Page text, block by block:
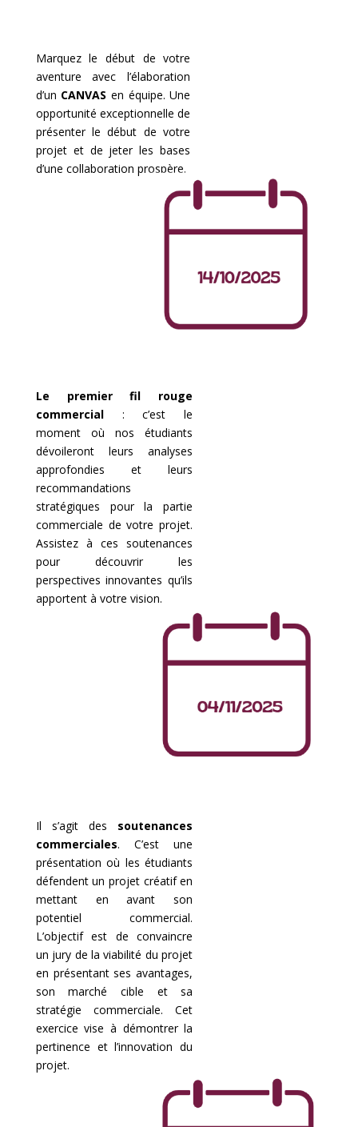
Marquez le début de votre
aventure avec l’élaboration
d’un CANVAS en équipe. Une
opportunité exceptionnelle de
présenter le début de votre
projet et de jeter les bases
d’une collaboration prospère.
Le premier fil rouge
commercial: c’est le
moment où nos étudiants
dévoileront leurs analyses
approfondies et leurs
recommandations
stratégiques pour la partie
commerciale de votre projet.
Assistez à ces soutenances
pour découvrir les
perspectives innovantes qu’ils
apportent à votre vision.
Il s’agit des soutenances
commerciales. C’est une
présentation où les étudiants
défendent un projet créatif en
mettant en avant son
potentiel commercial.
L’objectif est de convaincre
un jury de la viabilité du projet
en présentant ses avantages,
son marché cible et sa
stratégie commerciale. Cet
exercice vise à démontrer la
pertinence et l’innovation du
projet.